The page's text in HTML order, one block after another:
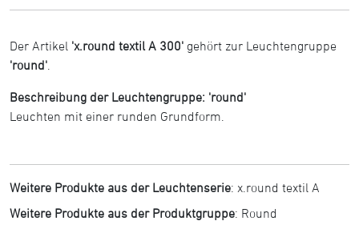
Der Artikel 'x.round textil A 300' gehört zur Leuchtengruppe
'round'
Beschreibung der Leuchtengruppe: 'round'
Leuchten mit einer runden Grundform.
Weitere Produkte aus der Leuchtenserie: x.round textil A
Weitere Produkte aus der Produktgruppe: Round